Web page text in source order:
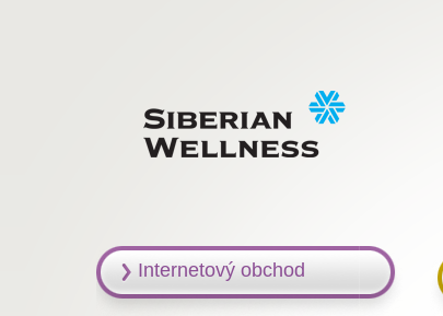
Internetový obchod